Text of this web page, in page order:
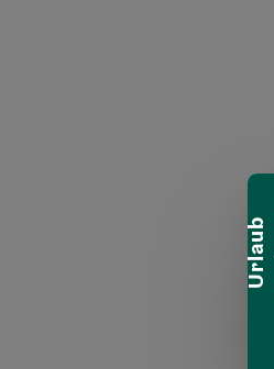
U
r
l
a
u
b
g
e
w
i
n
n
e